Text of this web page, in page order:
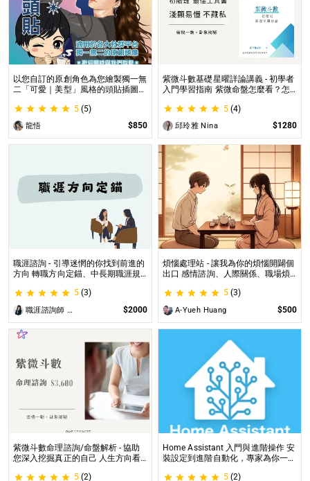
以您自訂的原創角色為您繪製獨一無
二「可愛｜美型」風格的頭貼插圖！
情」和「動作」的理想頭貼！
5 (5)
龍悟 $850
紫微斗數基礎星曜詳論講義 - 初學者
入門學習指南 紫微命盤怎麼看？怎
工具書，淺顯易懂不藏私！
5 (4)
邱玲雅 Nina $1280
職涯諮詢 - 引導迷惘的你找到前進的
方向 轉職方向定錨、中長期職涯規
5 (3)
職涯諮詢師 阿紫 $2000
煩惱處理站 - 讓我為你的煩惱開闢個
出口 感情諮詢、人際關係、職場煩
5 (3)
A-Yueh Huang $500
紫微斗數命理諮詢/命盤解析 - 協助
您深入挖掘真正的自己 人生方向看
璀璨一生
5 (2)
Home Assistant 入門與進階操作 安
裝設定到進階自動化，專家為你一對
5 (2)